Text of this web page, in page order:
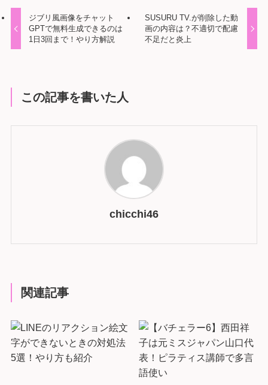
ジブリ風画像をチャット
GPTで無料生成できるのは
1日3回まで！やり方解説
SUSURU TV.が削除した動
画の内容は？不適切で配慮
不足だと炎上
この記事を書いた人
chicchi46
関連記事